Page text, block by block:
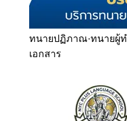
ทนายปฏิภาณ·ทนายผู้
เอกสาร